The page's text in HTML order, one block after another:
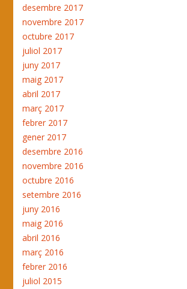
desembre 2017
novembre 2017
octubre 2017
juliol 2017
juny 2017
maig 2017
abril 2017
març 2017
febrer 2017
gener 2017
desembre 2016
novembre 2016
octubre 2016
setembre 2016
juny 2016
maig 2016
abril 2016
març 2016
febrer 2016
juliol 2015